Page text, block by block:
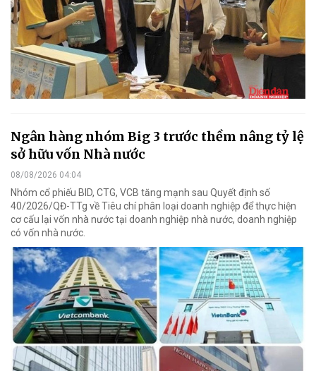
Ngân hàng nhóm Big 3 trước thềm nâng tỷ lệ
sở hữu vốn Nhà nước
08/08/2026 04:04
Nhóm cổ phiếu BID, CTG, VCB tăng mạnh sau Quyết định số
40/2026/QĐ-TTg về Tiêu chí phân loại doanh nghiệp để thực hiện
cơ cấu lại vốn nhà nước tại doanh nghiệp nhà nước, doanh nghiệp
có vốn nhà nước.